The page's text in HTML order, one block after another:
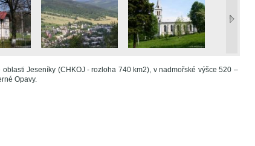
Jeseníky (CHKOJ - rozloha 740 km2), v nadmořské výšce 520 –
Opavy.